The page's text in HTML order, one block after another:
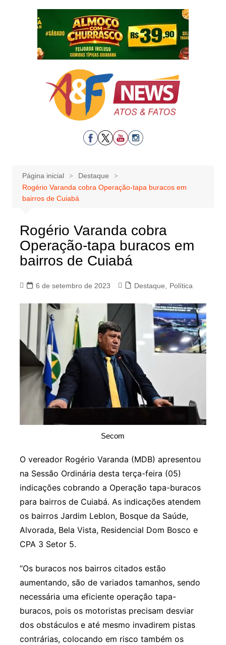
Página inicial
Destaque
Rogério Varanda cobra Operação-tapa buracos em
bairros de Cuiabá
Rogério Varanda cobra
Operação-tapa buracos em
bairros de Cuiabá
6 de setembro de 2023 Destaque Política
Secom
O vereador Rogério Varanda (MDB) apresentou
na Sessão Ordinária desta terça-feira (05)
indicações cobrando a Operação tapa-buracos
para bairros de Cuiabá. As indicações atendem
os bairros Jardim Leblon, Bosque da Saúde,
Alvorada, Bela Vista, Residencial Dom Bosco e
CPA 3 Setor 5.
“Os buracos nos bairros citados estão
aumentando, são de variados tamanhos, sendo
necessária uma eficiente operação tapa-
buracos, pois os motoristas precisam desviar
dos obstáculos e até mesmo invadirem pistas
contrárias, colocando em risco também os